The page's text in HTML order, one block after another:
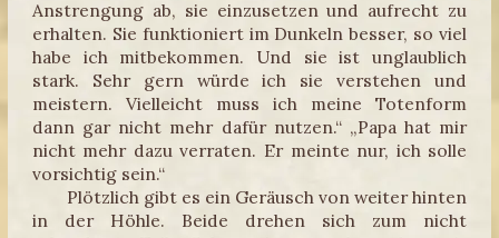
Anstrengung ab, sie einzusetzen und aufrecht zu
erhalten. Sie funktioniert im Dunkeln besser, so viel
habe ich mitbekommen. Und sie ist unglaublich
stark. Sehr gern würde ich sie verstehen und
meistern. Vielleicht muss ich meine Totenform
dann gar nicht mehr dafür nutzen.“ „Papa hat mir
nicht mehr dazu verraten. Er meinte nur, ich solle
vorsichtig sein.“
Plötzlich gibt es ein Geräusch von weiter hinten
in der Höhle. Beide drehen sich zum nicht